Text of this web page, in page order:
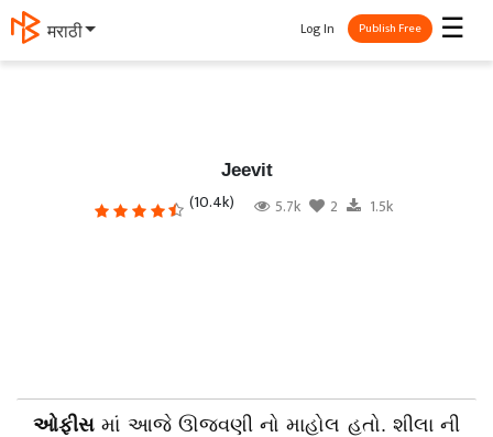
தமிழ் ☰
Log In Publish Free
Jeevit
(10.4k) 5.7k 2 1.5k
ઓફીસ માં આજે ઊજવણી નો માહોલ હતો. શીલા ની